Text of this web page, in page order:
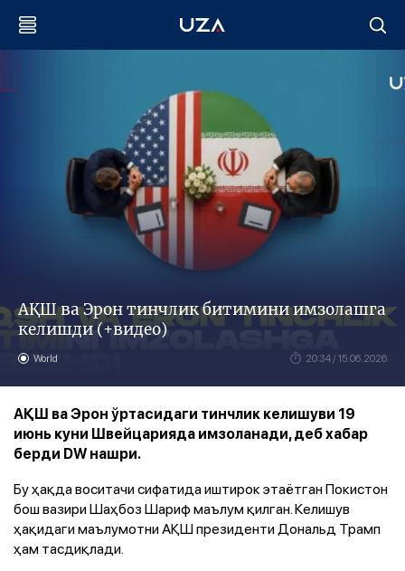
АҚШ ва Эрон тинчлик битимини имзолашга
келишди (+видео)
World 20:34 / 15.06.2026
АҚШ ва Эрон ўртасидаги тинчлик келишуви 19
июнь куни Швейцарияда имзоланади, деб хабар
берди DW нашри.
Бу ҳақда воситачи сифатида иштирок этаётган Покистон
бош вазири Шаҳбоз Шариф маълум қилган. Келишув
ҳақидаги маълумотни АҚШ президенти Дональд Трамп
ҳам тасдиқлади.